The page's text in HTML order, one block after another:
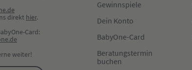
direkt hier.
Card:
weiter!
Gewinnspiele
Dein Konto
BabyOne-Card
Beratungstermin
buchen